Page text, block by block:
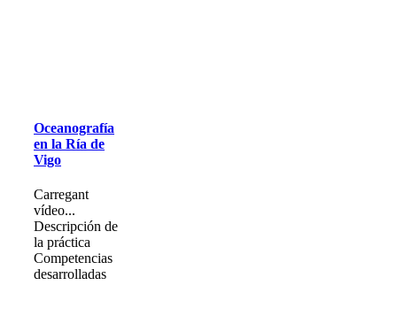
Oceanografía
en la Ría de
Vigo
Carregant
vídeo...
Descripción de
la práctica
Competencias
desarrolladas